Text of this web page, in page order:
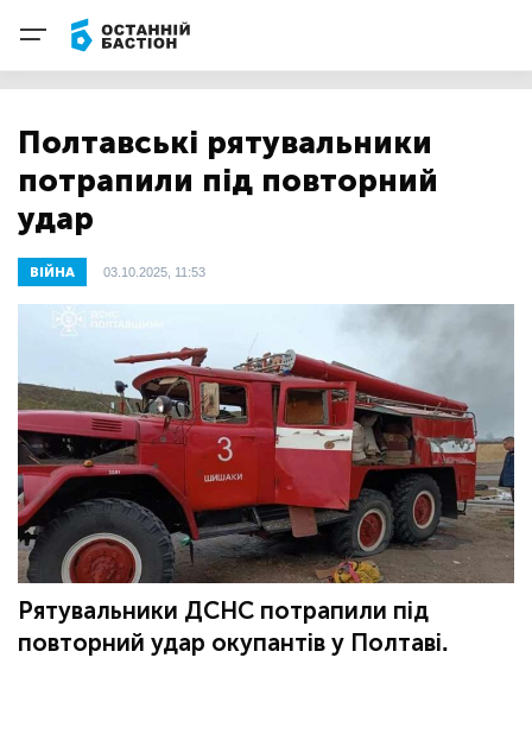
Полтавські рятувальники
потрапили під повторний
удар
ВІЙНА 03.10.2025, 11:53
Рятувальники ДСНС потрапили під
повторний удар окупантів у Полтаві.